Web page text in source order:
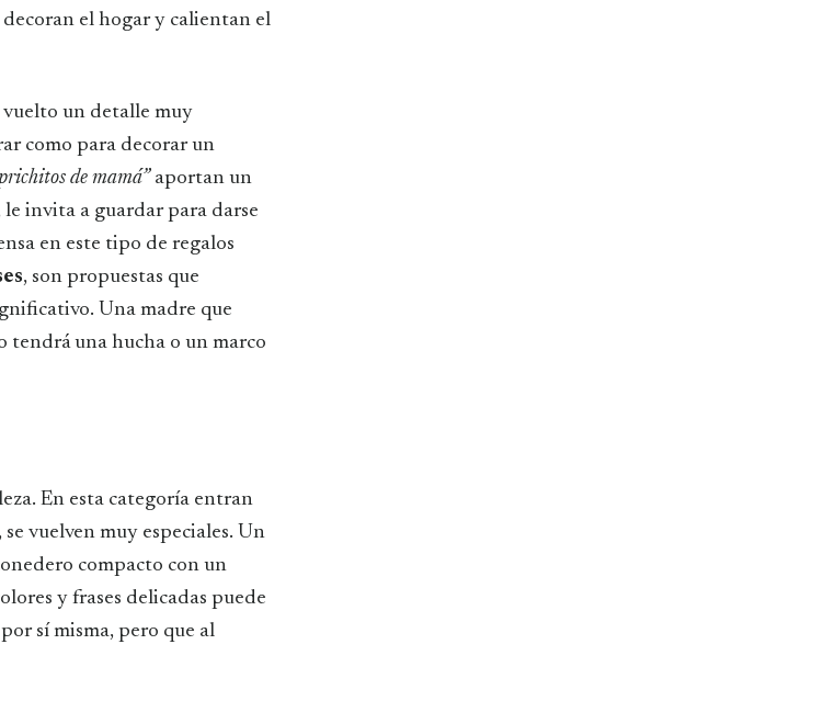
el hogar y calientan el
vuelto un detalle muy
como para decorar un
de mamá”aportan un
invita a guardar para darse
en este tipo de regalos
, son propuestas que
Una madre que
una hucha o un marco
En esta categoría entran
vuelven muy especiales. Un
compacto con un
y frases delicadas puede
sí misma, pero que al